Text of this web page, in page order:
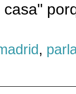
casa"
,